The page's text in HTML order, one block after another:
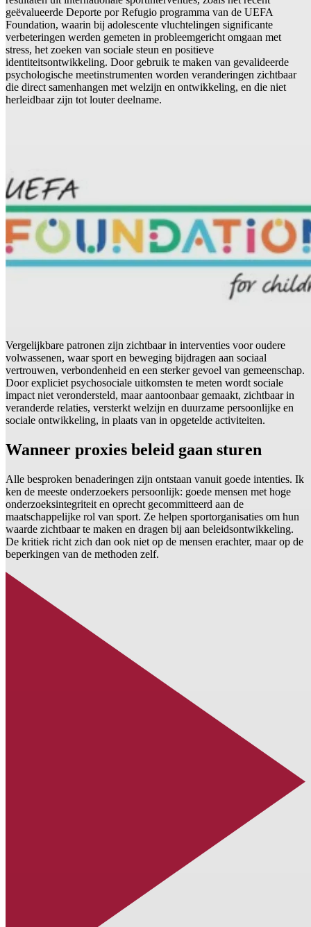
geëvalueerde Deporte por Refugio programma van de UEFA
Foundation, waarin bij adolescente vluchtelingen significante
verbeteringen werden gemeten in probleemgericht omgaan met
stress, het zoeken van sociale steun en positieve
identiteitsontwikkeling. Door gebruik te maken van gevalideerde
psychologische meetinstrumenten worden veranderingen zichtbaar
die direct samenhangen met welzijn en ontwikkeling, en die niet
herleidbaar zijn tot louter deelname.
Vergelijkbare patronen zijn zichtbaar in interventies voor oudere
volwassenen, waar sport en beweging bijdragen aan sociaal
vertrouwen, verbondenheid en een sterker gevoel van gemeenschap.
Door expliciet psychosociale uitkomsten te meten wordt sociale
impact niet verondersteld, maar aantoonbaar gemaakt, zichtbaar in
veranderde relaties, versterkt welzijn en duurzame persoonlijke en
sociale ontwikkeling, in plaats van in opgetelde activiteiten.
Wanneer proxies beleid gaan sturen
Alle besproken benaderingen zijn ontstaan vanuit goede intenties. Ik
ken de meeste onderzoekers persoonlijk: goede mensen met hoge
onderzoeksintegriteit en oprecht gecommitteerd aan de
maatschappelijke rol van sport. Ze helpen sportorganisaties om hun
waarde zichtbaar te maken en dragen bij aan beleidsontwikkeling.
De kritiek richt zich dan ook niet op de mensen erachter, maar op de
beperkingen van de methoden zelf.